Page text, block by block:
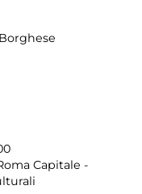
Capitale -